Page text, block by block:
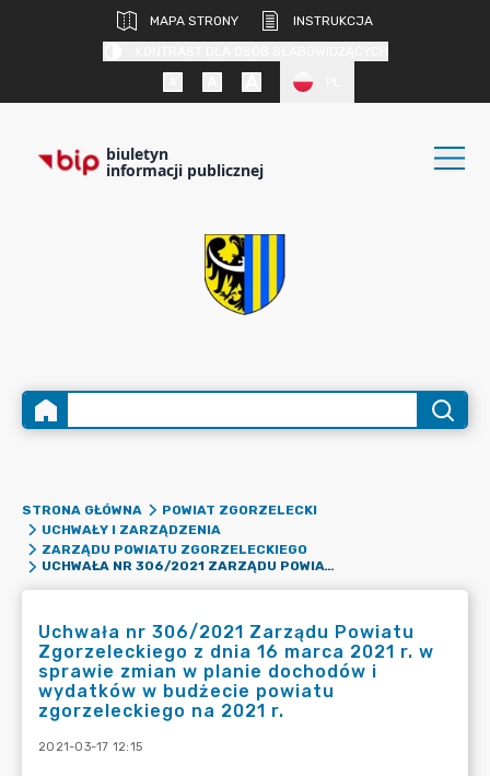
MAPA STRONY
INSTRUKCJA
biuletyn
informacji publicznej
STRONA GŁÓWNA
POWIAT ZGORZELECKI
UCHWAŁY I ZARZĄDZENIA
ZARZĄDU POWIATU ZGORZELECKIEGO
UCHWAŁA NR 306/2021 ZARZĄDU POWIATU ZGORZELECKIEGO Z DNIA 16 MARCA 2021 R. W SPRAWIE ZMIAN W PLANIE DOCHODÓW I WYDATKÓW W BUDŻECIE POWIATU ZGORZELECKIEGO NA 2021 R.
Uchwała nr 306/2021 Zarządu Powiatu
Zgorzeleckiego z dnia 16 marca 2021 r. w
sprawie zmian w planie dochodów i
wydatków w budżecie powiatu
zgorzeleckiego na 2021 r.
2021-03-17 12:15